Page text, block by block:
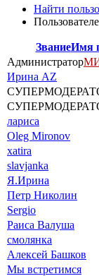
Найти
ЗваниеИмя
Администратор
Ирина AZ
лариса
Oleg Mironov
xatira
slavjanka
Я.Ирина
Петр Николин
Sergio
Раиса Валуша
смолянка
Алексей Башков
Мы встретимся